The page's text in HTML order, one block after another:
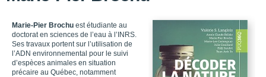
Marie-Pier Brochu est étudiante au
doctorat en sciences de l’eau à l’INRS.
Ses travaux portent sur l’utilisation de
l’ADN environnemental pour le suivi
d’espèces animales en situation
précaire au Québec, notamment